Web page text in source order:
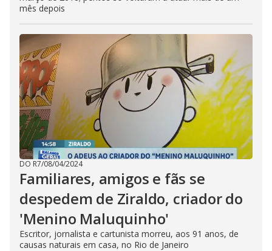
mês depois
DO R7/08/04/2024
Familiares, amigos e fãs se
despedem de Ziraldo, criador do
'Menino Maluquinho'
Escritor, jornalista e cartunista morreu, aos 91 anos, de
causas naturais em casa, no Rio de Janeiro